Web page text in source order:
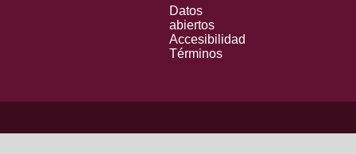
Datos
abiertos
Accesibilidad
Términos